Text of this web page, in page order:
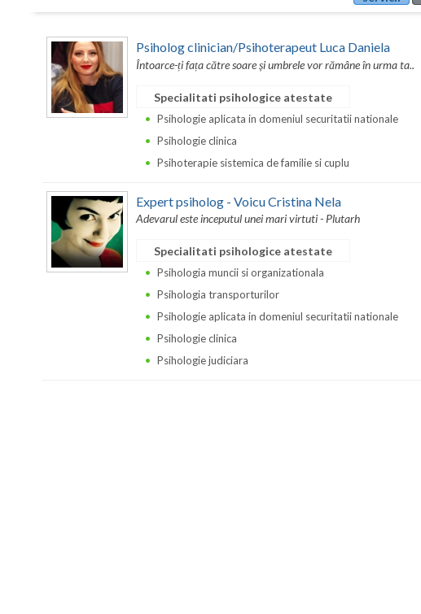
Psiholog clinician/Psihoterapeut Luca Daniela
Întoarce-ți fața către soare și umbrele vor rămâne în urma ta..
Specialitati psihologice atestate
Psihologie aplicata in domeniul securitatii nationale
Psihologie clinica
Psihoterapie sistemica de familie si cuplu
Expert psiholog - Voicu Cristina Nela
Adevarul este inceputul unei mari virtuti - Plutarh
Specialitati psihologice atestate
Psihologia muncii si organizationala
Psihologia transporturilor
Psihologie aplicata in domeniul securitatii nationale
Psihologie clinica
Psihologie judiciara